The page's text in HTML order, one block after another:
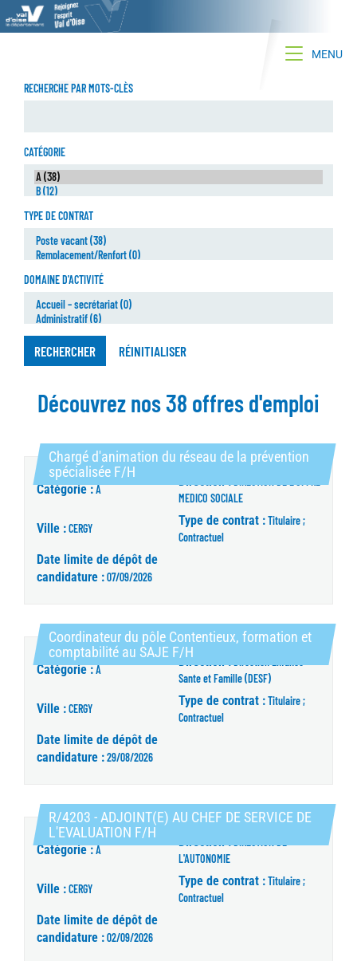
Toggle
MENU
RECHERCHE PAR MOTS-CLÈS
CATÉGORIE
TYPE DE CONTRAT
DOMAINE D'ACTIVITÉ
RECHERCHER RÉINITIALISER
Découvrez nos 38 offres d'emploi
Chargé d'animation du réseau de la prévention
spécialisée F/H
Catégorie :A
Direction :
MEDICO SOCIALE
Ville :CERGY
Type de contrat :Titulaire ;
Contractuel
Date limite de dépôt de
candidature :07/09/2026
Coordinateur du pôle Contentieux, formation et
comptabilité au SAJE F/H
Catégorie :A
Direction :
Sante et Famille (DESF)
Ville :CERGY
Type de contrat :Titulaire ;
Contractuel
Date limite de dépôt de
candidature :29/08/2026
R/4203 - ADJOINT(E) AU CHEF DE SERVICE DE
L'EVALUATION F/H
Catégorie :A
Direction :
L'AUTONOMIE
Ville :CERGY
Type de contrat :Titulaire ;
Contractuel
Date limite de dépôt de
candidature :02/09/2026